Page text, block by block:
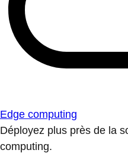
Edge computing
Déployez plus près de la
computing.